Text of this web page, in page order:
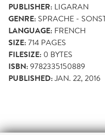
PUBLISHER: LIGARAN
GENRE: SPRACHE -
LANGUAGE: FRENCH
SIZE:714 PAGES
FILESIZE: 0 BYTES
ISBN:9782335150889
PUBLISHED:JAN. 22, 2016